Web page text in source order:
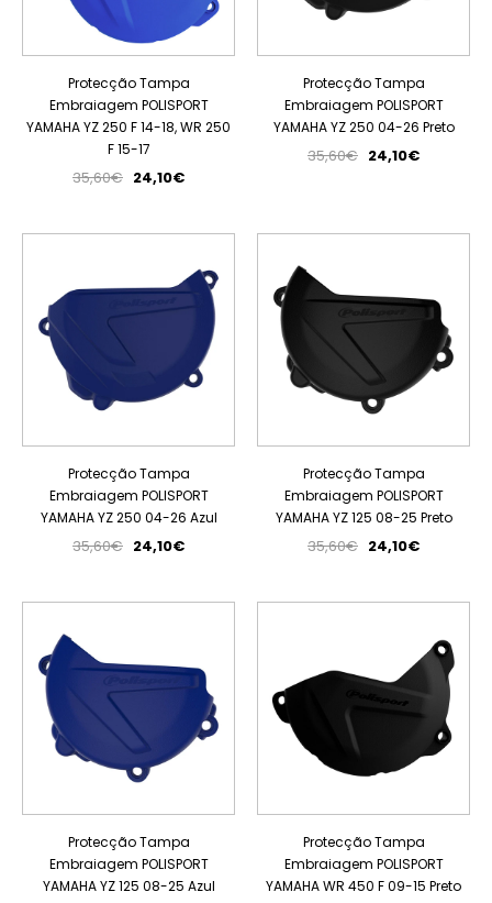
Protecção Tampa
Embraiagem POLISPORT
YAMAHA YZ 250 F 14-18, WR 250
F 15-17
35,60€ 24,10€
Protecção Tampa
Embraiagem POLISPORT
YAMAHA YZ 250 04-26 Preto
35,60€ 24,10€
Protecção Tampa
Embraiagem POLISPORT
YAMAHA YZ 250 04-26 Azul
35,60€ 24,10€
Protecção Tampa
Embraiagem POLISPORT
YAMAHA YZ 125 08-25 Preto
35,60€ 24,10€
Protecção Tampa
Embraiagem POLISPORT
YAMAHA YZ 125 08-25 Azul
Protecção Tampa
Embraiagem POLISPORT
YAMAHA WR 450 F 09-15 Preto